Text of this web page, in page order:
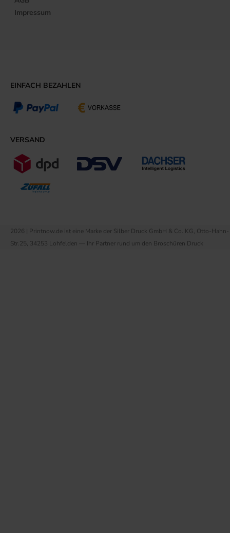
Impressum
EINFACH BEZAHLEN
VERSAND
2026 | Printnow.de ist eine Marke der Silber Druck GmbH & Co. KG, Otto-Hahn-
Str.25, 34253 Lohfelden — Ihr Partner rund um den Broschüren Druck